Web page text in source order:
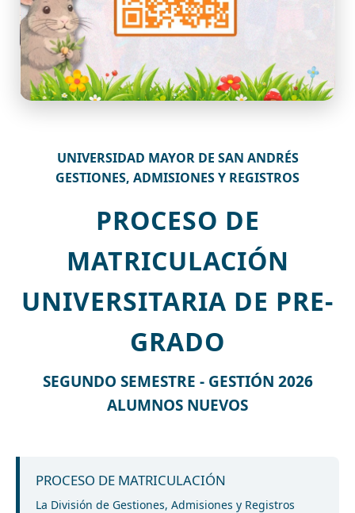
UNIVERSIDAD MAYOR DE SAN ANDRÉS
GESTIONES, ADMISIONES Y REGISTROS
PROCESO DE
MATRICULACIÓN
UNIVERSITARIA DE PRE-
GRADO
SEGUNDO SEMESTRE - GESTIÓN 2026
ALUMNOS NUEVOS
PROCESO DE MATRICULACIÓN
La División de Gestiones, Admisiones y Registros